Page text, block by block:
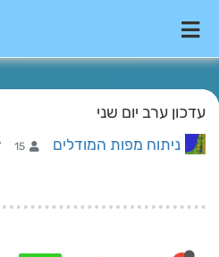
עדכון ערב יום שני
ניתוח מפות המודלים 15